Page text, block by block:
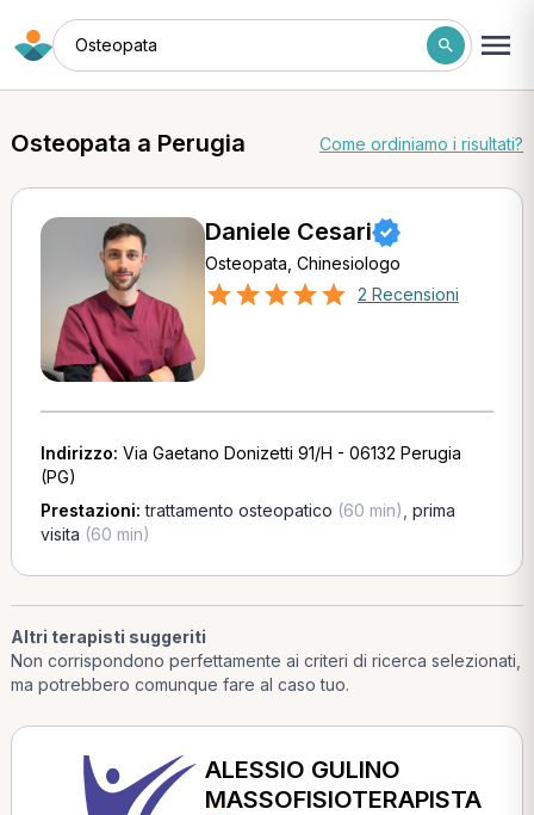
Osteopata
Osteopata a Perugia Come ordiniamo i risultati?
Daniele Cesari
Osteopata, Chinesiologo
2 Recensioni
Indirizzo: Via Gaetano Donizetti 91/H - 06132 Perugia
(PG)
Prestazioni:trattamento osteopatico (60 min) prima
visita (60 min)
Altri terapisti suggeriti
Non corrispondono perfettamente ai criteri di ricerca selezionati,
ma potrebbero comunque fare al caso tuo.
ALESSIO GULINO
MASSOFISIOTERAPISTA